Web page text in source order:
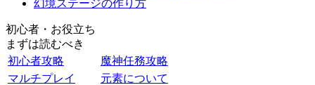
幻境ステージの作り方
初心者・お役立ち
まずは読むべき
初心者攻略
魔神任務攻略
マルチプレイ
元素について